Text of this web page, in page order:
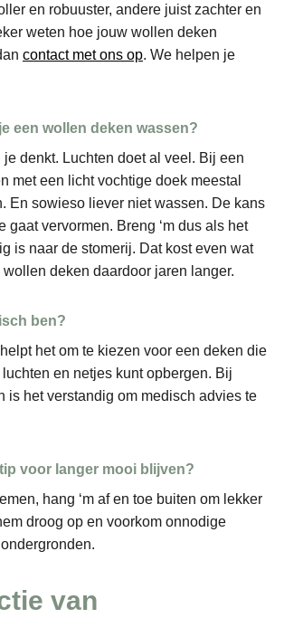
en robuuster, andere juist zachter en
weten hoe jouw wollen deken
contact met ons op. We helpen je
een wollen deken wassen?
denkt. Luchten doet al veel. Bij een
met een licht vochtige doek meestal
En sowieso liever niet wassen. De kans
gaat vervormen. Breng ‘m dus als het
is naar de stomerij. Dat kost even wat
deken daardoor jaren langer.
ben?
het om te kiezen voor een deken die
en netjes kunt opbergen. Bij
is het verstandig om medisch advies te
voor langer mooi blijven?
hang ‘m af en toe buiten om lekker
droog op en voorkom onnodige
van